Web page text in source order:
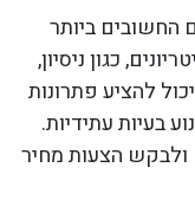
ביותר
כגון ניסיון,
להציע פתרונות
בעיות עתידיות.
הצעות מחיר